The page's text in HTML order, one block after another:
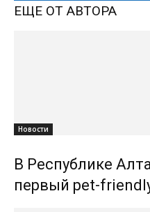
ЕЩЕ ОТ АВТОРА
Новости
В Республике
первый pet-